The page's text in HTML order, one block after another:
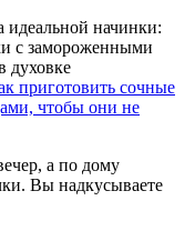
приготовить сочные
чтобы они не
а по дому
Вы надкусываете